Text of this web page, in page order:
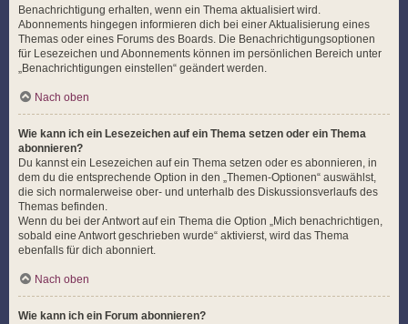
Benachrichtigung erhalten, wenn ein Thema aktualisiert wird.
Abonnements hingegen informieren dich bei einer Aktualisierung eines
Themas oder eines Forums des Boards. Die Benachrichtigungsoptionen
für Lesezeichen und Abonnements können im persönlichen Bereich unter
„Benachrichtigungen einstellen“ geändert werden.
Nach oben
Wie kann ich ein Lesezeichen auf ein Thema setzen oder ein Thema
abonnieren?
Du kannst ein Lesezeichen auf ein Thema setzen oder es abonnieren, in
dem du die entsprechende Option in den „Themen-Optionen“ auswählst,
die sich normalerweise ober- und unterhalb des Diskussionsverlaufs des
Themas befinden.
Wenn du bei der Antwort auf ein Thema die Option „Mich benachrichtigen,
sobald eine Antwort geschrieben wurde“ aktivierst, wird das Thema
ebenfalls für dich abonniert.
Nach oben
Wie kann ich ein Forum abonnieren?